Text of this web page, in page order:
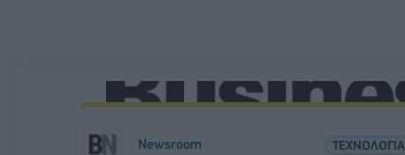
Newsroom ΤΕΧΝΟΛΟΓΙΑ